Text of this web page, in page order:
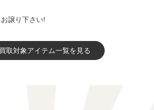
譲り下さい!
買取対象アイテム一覧を見る